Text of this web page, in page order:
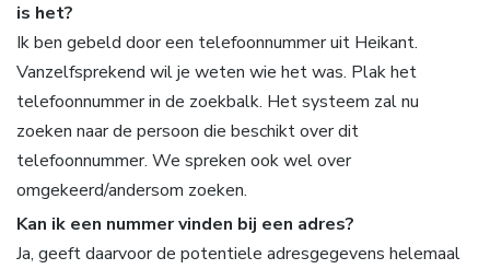
is het?
Ik ben gebeld door een telefoonnummer uit Heikant.
Vanzelfsprekend wil je weten wie het was. Plak het
telefoonnummer in de zoekbalk. Het systeem zal nu
zoeken naar de persoon die beschikt over dit
telefoonnummer. We spreken ook wel over
omgekeerd/andersom zoeken.
Kan ik een nummer vinden bij een adres?
Ja, geeft daarvoor de potentiele adresgegevens helemaal